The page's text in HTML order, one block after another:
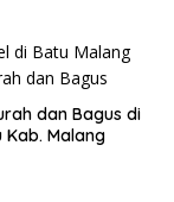
dan Bagus di
Kab. Malang